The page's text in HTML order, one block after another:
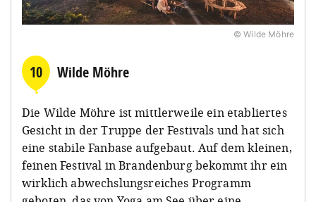
© Wilde Möhre
10 Wilde Möhre
Die Wilde Möhre ist mittlerweile ein etabliertes
Gesicht in der Truppe der Festivals und hat sich
eine stabile Fanbase aufgebaut. Auf dem kleinen,
feinen Festival in Brandenburg bekommt ihr ein
wirklich abwechslungsreiches Programm